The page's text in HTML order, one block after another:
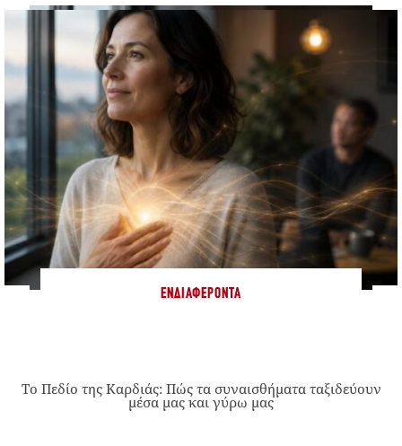
ΕΝΔΙΑΦΈΡΟΝΤΑ
Το Πεδίο της Καρδιάς: Πώς τα συναισθήματα ταξιδεύουν
μέσα μας και γύρω μας